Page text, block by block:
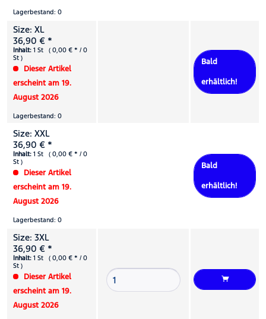
Lagerbestand: 0
Size: XL
36,90 € *
Inhalt: 1 St ( 0,00 € * / 0
St )
Dieser Artikel
erscheint am 19.
August 2026
Lagerbestand: 0
Bald
erhältlich!
Size: XXL
36,90 € *
Inhalt: 1 St ( 0,00 € * / 0
St )
Dieser Artikel
erscheint am 19.
August 2026
Lagerbestand: 0
Bald
erhältlich!
Size: 3XL
36,90 € *
Inhalt: 1 St ( 0,00 € * / 0
St )
Dieser Artikel
erscheint am 19.
August 2026